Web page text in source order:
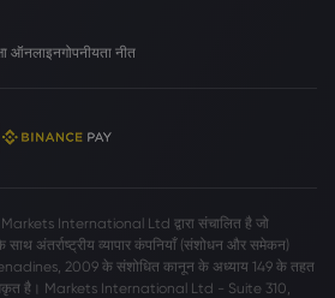
ऑनलाइनगोपनीयता नीत
International Ltd द्वारा संचालित है जो
अंतर्राष्ट्रीय व्यापार कंपनियाँ (संशोधन और समेकन)
2009 के संशोधित कानून के अध्याय 149 के तहत
है। Markets International Ltd - Suite 310,